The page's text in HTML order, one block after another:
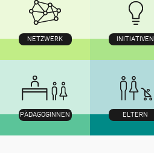
NETZWERK INITIATIVEN
PÄDAGOGINNEN ELTERN